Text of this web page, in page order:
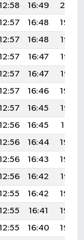
16:49
20:01
16:48
19:59
16:48
19:58
16:47
19:57
16:47
19:55
16:46
19:54
16:45
19:52
16:45
19:51
16:44
19:50
16:43
19:48
16:42
19:47
16:42
19:45
16:41
19:44
16:40
19:42